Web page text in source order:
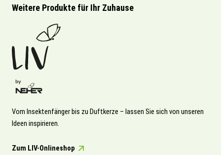
Weitere Produkte für Ihr Zuhause
Vom Insektenfänger bis zu Duftkerze – lassen Sie sich von unseren
Ideen inspirieren.
Zum LIV-Onlineshop